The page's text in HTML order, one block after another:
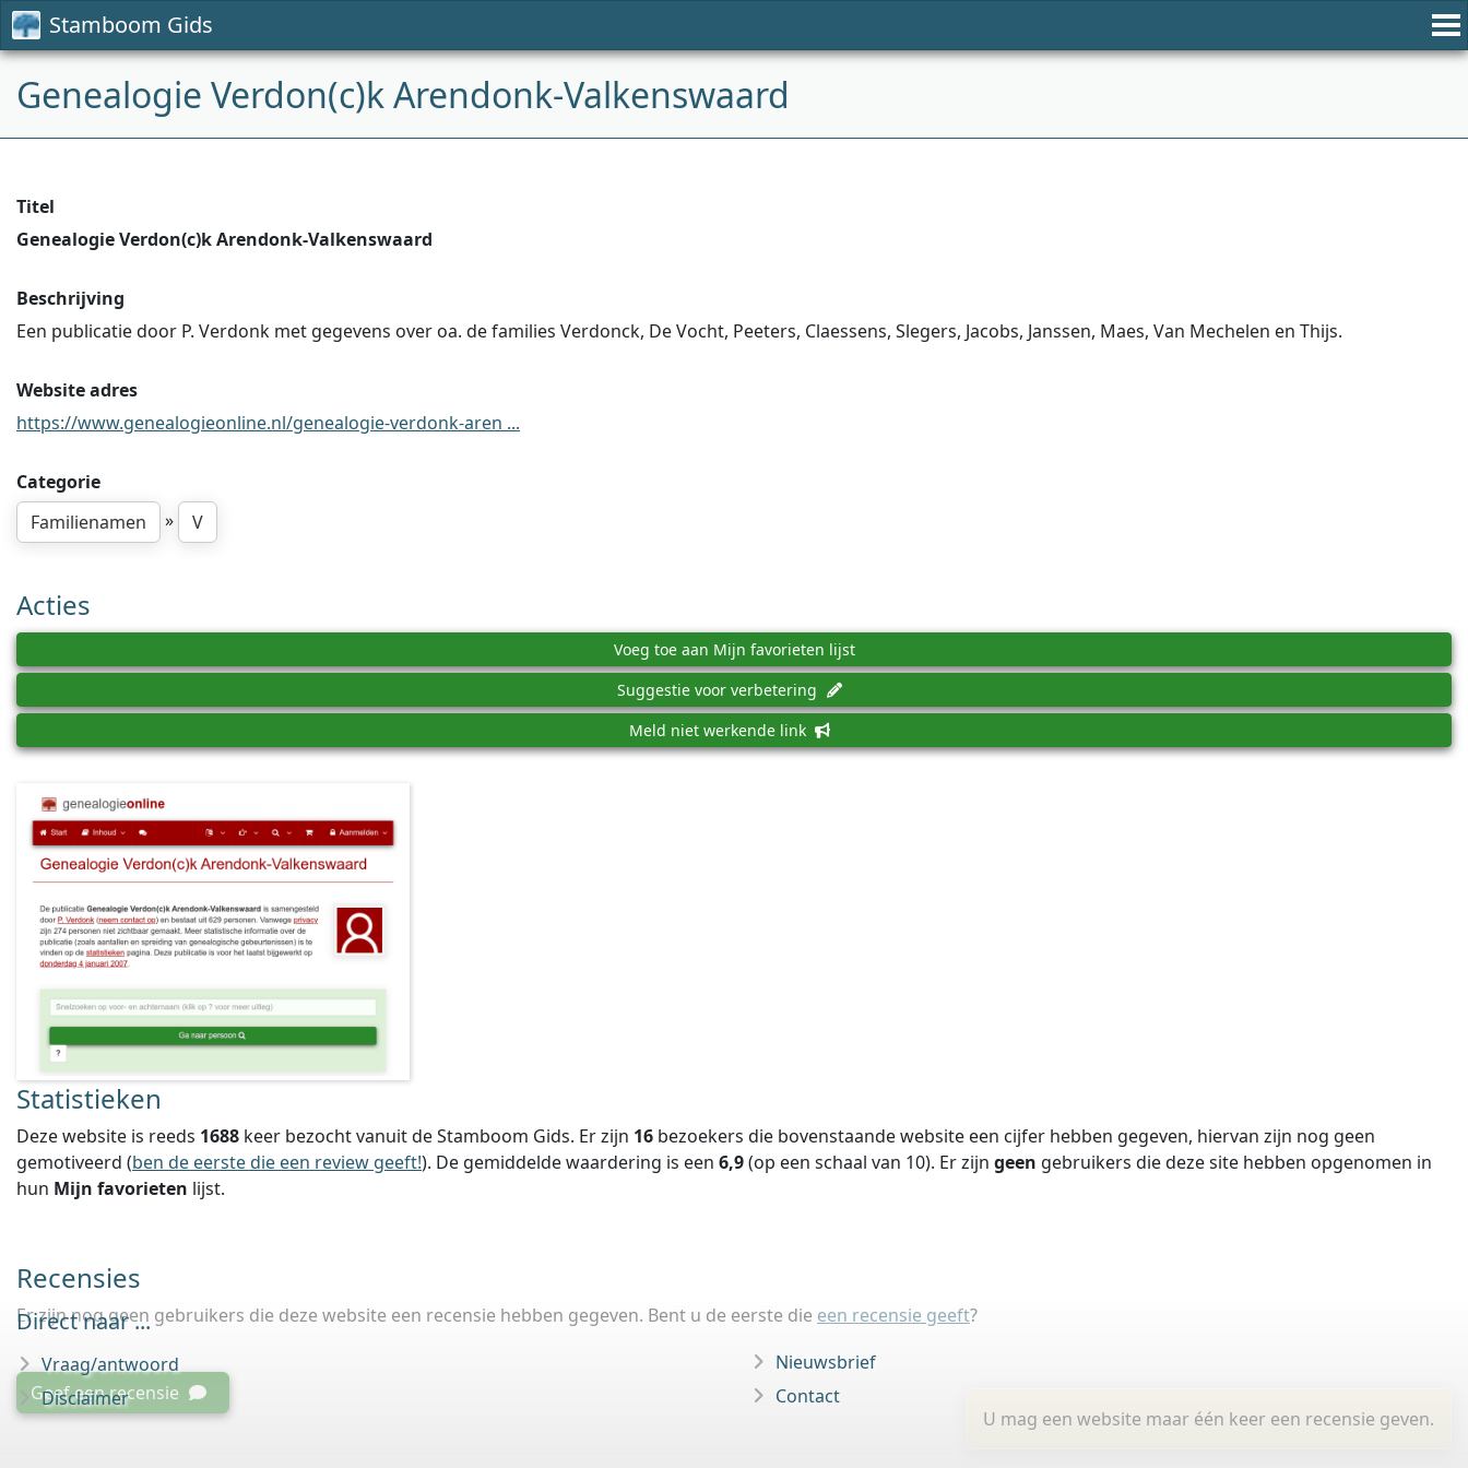
Stamboom Gids
Genealogie Verdon(c)k Arendonk-Valkenswaard
Titel
Genealogie Verdon(c)k Arendonk-Valkenswaard
Beschrijving
Een publicatie door P. Verdonk met gegevens over oa. de families Verdonck, De Vocht, Peeters, Claessens, Slegers, Jacobs, Janssen, Maes, Van Mechelen en Thijs.
Website adres
https://www.genealogieonline.nl/genealogie-verdonk-aren ...
Categorie
Familienamen
» V
Acties
Voeg toe aan Mijn favorieten lijst
Suggestie voor verbetering
Meld niet werkende link
Statistieken
Deze website is reeds 1688 keer bezocht vanuit de Stamboom Gids. Er zijn 16 bezoekers die bovenstaande website een cijfer hebben gegeven, hiervan zijn nog geen
gemotiveerd (ben de eerste die een review geeft!). De gemiddelde waardering is een 6,9(op een schaal van 10). Er zijn geen gebruikers die deze site hebben opgenomen in
hun Mijn favorieten lijst.
Recensies
Er zijn nog geen gebruikers die deze website een recensie hebben gegeven. Bent u de eerste die een recensie geeft?
U mag een website maar één keer een recensie geven.
Geef een recensie
Direct naar ...
Vraag/antwoord
Disclaimer
Nieuwsbrief
Contact